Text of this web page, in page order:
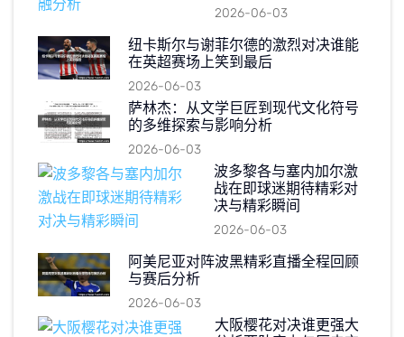
2026-06-03
纽卡斯尔与谢菲尔德的激烈对决谁能
在英超赛场上笑到最后
2026-06-03
萨林杰：从文学巨匠到现代文化符号
的多维探索与影响分析
2026-06-03
波多黎各与塞内加尔激
战在即球迷期待精彩对
决与精彩瞬间
2026-06-03
阿美尼亚对阵波黑精彩直播全程回顾
与赛后分析
2026-06-03
大阪樱花对决谁更强大